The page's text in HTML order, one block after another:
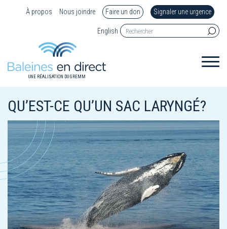
À propos Nous joindre Faire un don Signaler une urgence
English
UNE RÉALISATION DU GREMM
QU’EST-CE QU’UN SAC LARYNGÉ?